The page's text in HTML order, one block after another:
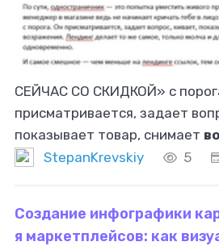
СЕЙЧАС СО СКИДКОЙ» с
присматривается, задает
показывает товар, снимает
Лендинг делает то же самое,
StepanKrevskiy 5
Создание инфографики
я маркетплейсов: как